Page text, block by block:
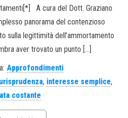
A cura del Dott. Graziano
panorama del contenzioso
sulla legittimità dell’ammortamento
aver trovato un punto […]
Approfondimenti
, interesse semplice,
costante